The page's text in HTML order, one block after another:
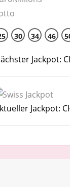
30 34 46
Jackpot:
Jackpot: